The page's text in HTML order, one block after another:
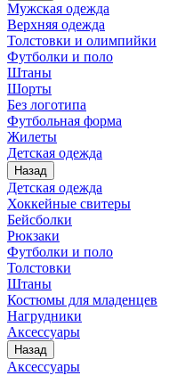
Мужская одежда
Верхняя одежда
Толстовки и олимпийки
Футболки и поло
Штаны
Шорты
Без логотипа
Футбольная форма
Жилеты
Детская одежда
Назад
Детская одежда
Хоккейные свитеры
Бейсболки
Рюкзаки
Футболки и поло
Толстовки
Штаны
Костюмы для младенцев
Нагрудники
Аксессуары
Назад
Аксессуары